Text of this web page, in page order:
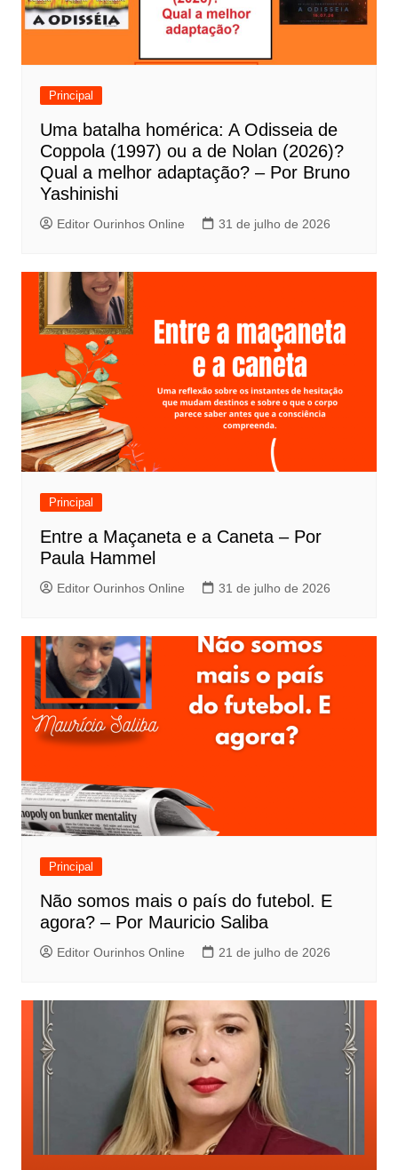
o
d
Principal
Uma batalha homérica: A Odisseia de
Coppola (1997) ou a de Nolan (2026)?
Qual a melhor adaptação? – Por Bruno
Yashinishi
Editor Ourinhos Online 31 de julho de 2026
Principal
Entre a Maçaneta e a Caneta – Por
Paula Hammel
Editor Ourinhos Online 31 de julho de 2026
Principal
Não somos mais o país do futebol. E
agora? – Por Mauricio Saliba
Editor Ourinhos Online 21 de julho de 2026